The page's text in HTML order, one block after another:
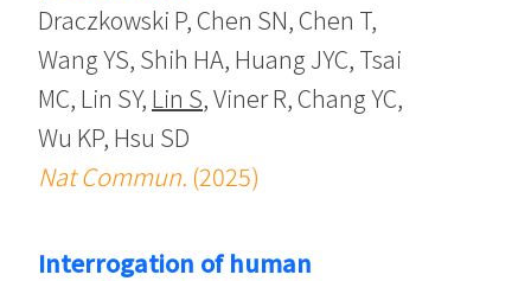
Draczkowski P, Chen SN, Chen T,
Wang YS, Shih HA, Huang JYC, Tsai
MC, Lin SY, Lin S, Viner R, Chang YC,
Wu KP, Hsu SD
Nat Commun. (2025)
Interrogation of human